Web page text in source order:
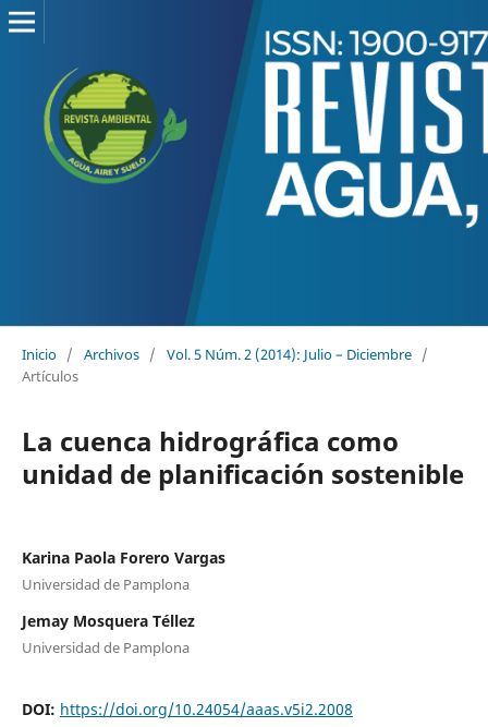
Inicio / Archivos / Vol. 5 Núm. 2 (2014): Julio – Diciembre /
Artículos
La cuenca hidrográfica como
unidad de planificación sostenible
Karina Paola Forero Vargas
Universidad de Pamplona
Jemay Mosquera Téllez
Universidad de Pamplona
DOI: https://doi.org/10.24054/aaas.v5i2.2008